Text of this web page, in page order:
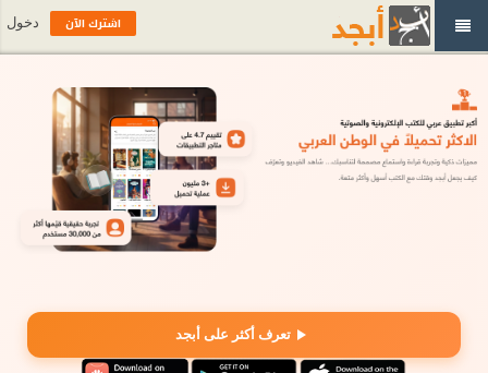
تعرف أكثر على أبجد
اشترك الآن دخول